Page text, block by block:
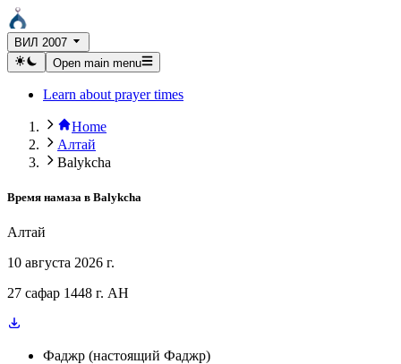
ВИЛ 2007
Open main menu
Learn about prayer times
Home
Алтай
Balykcha
Время намаза в Balykcha
Алтай
10 августа 2026 г.
27 сафар 1448 г. AH
Фаджр (настоящий Фаджр)